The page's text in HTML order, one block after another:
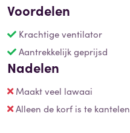
Voordelen
Krachtige ventilator
Aantrekkelijk geprijsd
Nadelen
Maakt veel lawaai
Alleen de korf is te kantelen